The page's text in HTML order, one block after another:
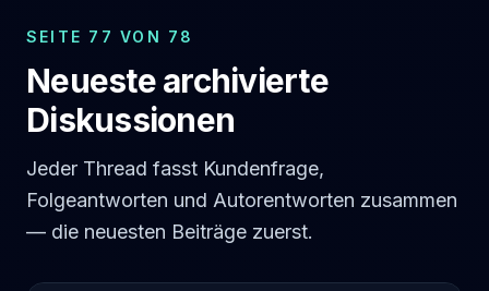
SEITE 77 VON 78
Neueste archivierte
Diskussionen
Jeder Thread fasst Kundenfrage,
Folgeantworten und Autorentworten zusammen
— die neuesten Beiträge zuerst.